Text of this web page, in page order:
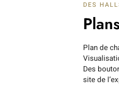
DES
Plan de
Des
site de